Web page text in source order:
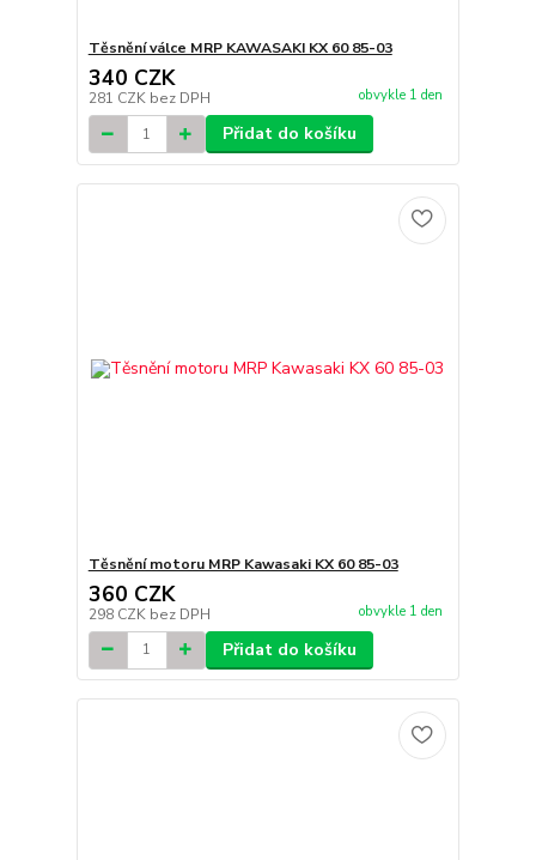
Těsnění válce MRP KAWASAKI KX 60 85-03
340 CZK
281 CZK bez DPH obvykle 1 den
Přidat do košíku
Těsnění motoru MRP Kawasaki KX 60 85-03
360 CZK
298 CZK bez DPH obvykle 1 den
Přidat do košíku